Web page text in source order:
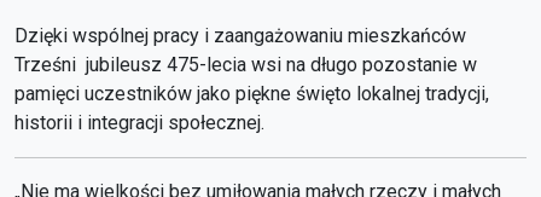
Dzięki wspólnej pracy i zaangażowaniu mieszkańców
Trześni jubileusz 475-lecia wsi na długo pozostanie w
pamięci uczestników jako piękne święto lokalnej tradycji,
historii i integracji społecznej.
„Nie ma wielkości bez umiłowania małych rzeczy i małych